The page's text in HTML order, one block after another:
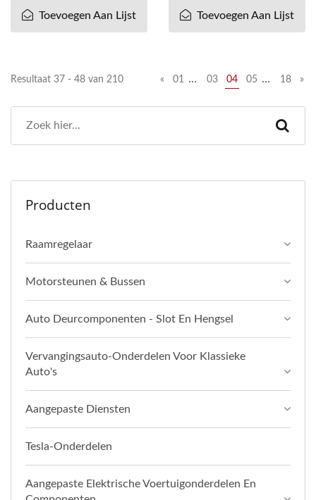
Toevoegen Aan Lijst Toevoegen Aan Lijst
Resultaat 37 - 48 van 210 « 01 … 03 04 05 … 18 »
Producten
Raamregelaar
Motorsteunen & Bussen
Auto Deurcomponenten - Slot En Hengsel
Vervangingsauto-Onderdelen Voor Klassieke
Auto's
Aangepaste Diensten
Tesla-Onderdelen
Aangepaste Elektrische Voertuigonderdelen En